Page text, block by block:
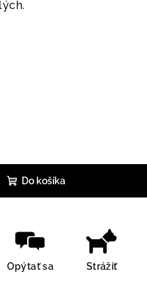
Do košíka
Opýtať sa Strážiť